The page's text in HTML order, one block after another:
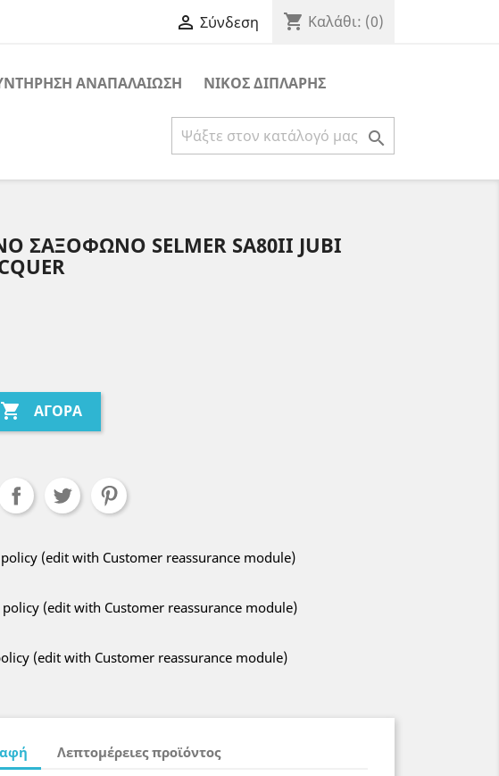
 Σύνδεση shopping_cart Καλάθι: (0)
ΑΝΑΠΑΛΑΙΩΣΗ ΝΙΚΟΣ ΔΙΠΛΑΡΗΣ

ΣΑΞΌΦΩΝΟ SELMER SA80II JUBI
 ΑΓΟΡΆ
(edit with Customer reassurance module)
(edit with Customer reassurance module)
(edit with Customer reassurance module)
Λεπτομέρειες προϊόντος